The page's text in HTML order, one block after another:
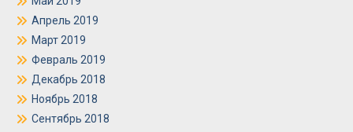
Апрель 2019
Март 2019
Февраль 2019
Декабрь 2018
Ноябрь 2018
Сентябрь 2018